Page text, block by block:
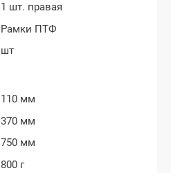
1 шт. правая
Рамки ПТФ
шт
110 мм
370 мм
750 мм
800 г